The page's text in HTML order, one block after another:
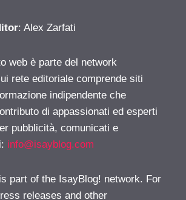
: Alex Zarfati
web è parte del network
rete editoriale comprende siti
indipendente che
di appassionati ed esperti
pubblicità, comunicati e
info@isayblog.com
part of the IsayBlog! network. For
releases and other